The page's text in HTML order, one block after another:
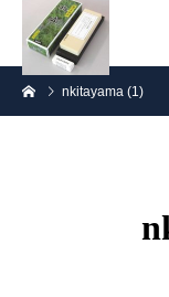
nkitayama (1)